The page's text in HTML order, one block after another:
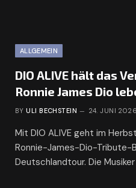
ALLGEMEIN
DIO ALIVE hält das
Ronnie James Dio
BY ULI BECHSTEIN 24. JUNI 2026
Mit DIO ALIVE geht im
Ronnie-James-Dio-Tribute-
Deutschlandtour. Die